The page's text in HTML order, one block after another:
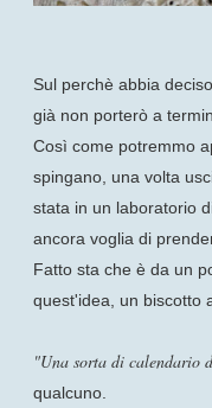
Sul perchè abbia
già non porterò a
Così come potremmo
spingano, una volta
stata in un laboratorio
ancora voglia di
Fatto sta che è da un
quest'idea, un biscotto
"Una sorta di calendario
qualcuno.